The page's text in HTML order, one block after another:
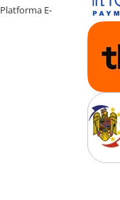
Platforma E-